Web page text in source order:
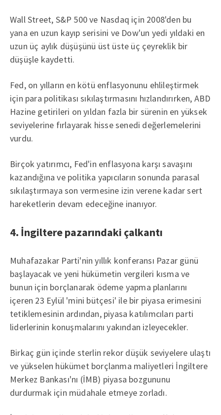
Wall Street, S&P 500 ve Nasdaq için 2008'den bu
yana en uzun kayıp serisini ve Dow'un yedi yıldaki en
uzun üç aylık düşüşünü üst üste üç çeyreklik bir
düşüşle kaydetti.
Fed, on yılların en kötü enflasyonunu ehlileştirmek
için para politikası sıkılaştırmasını hızlandırırken, ABD
Hazine getirileri on yıldan fazla bir sürenin en yüksek
seviyelerine fırlayarak hisse senedi değerlemelerini
vurdu.
Birçok yatırımcı, Fed'in enflasyona karşı savaşını
kazandığına ve politika yapıcıların sonunda parasal
sıkılaştırmaya son vermesine izin verene kadar sert
hareketlerin devam edeceğine inanıyor.
4. İngiltere pazarındaki çalkantı
Muhafazakar Parti'nin yıllık konferansı Pazar günü
başlayacak ve yeni hükümetin vergileri kısma ve
bunun için borçlanarak ödeme yapma planlarını
içeren 23 Eylül 'mini bütçesi' ile bir piyasa erimesini
tetiklemesinin ardından, piyasa katılımcıları parti
liderlerinin konuşmalarını yakından izleyecekler.
Birkaç gün içinde sterlin rekor düşük seviyelere ulaştı
ve yükselen hükümet borçlanma maliyetleri İngiltere
Merkez Bankası'nı (İMB) piyasa bozgununu
durdurmak için müdahale etmeye zorladı.